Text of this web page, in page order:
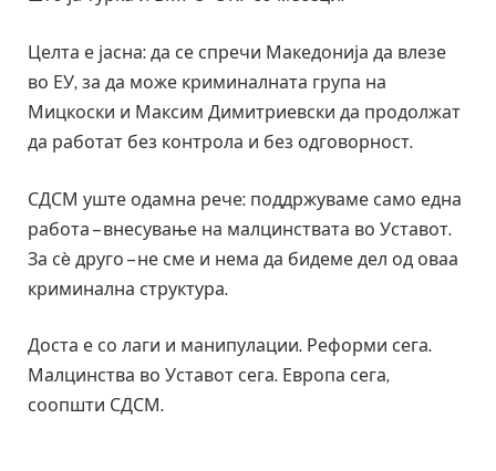
Целта е јасна: да се спречи Македонија да влезе
во ЕУ, за да може криминалната група на
Мицкоски и Максим Димитриевски да продолжат
да работат без контрола и без одговорност.
СДСМ уште одамна рече: поддржуваме само една
работа – внесување на малцинствата во Уставот.
За сè друго – не сме и нема да бидеме дел од оваа
криминална структура.
Доста е со лаги и манипулации. Реформи сега.
Малцинства во Уставот сега. Европа сега,
соопшти СДСМ.